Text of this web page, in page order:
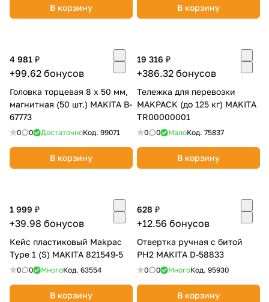
В корзину В корзину
4 981 ₽
+99.62 бонусов
Головка торцевая 8 x 50 мм,
магнитная (50 шт.) MAKITA B-
67773
0 0 ДостаточноКод. 99071
В корзину
19 316 ₽
+386.32 бонусов
Тележка для перевозки
MAKPACK (до 125 кг) MAKITA
TR00000001
0 0 МалоКод. 75837
В корзину
1 999 ₽
+39.98 бонусов
Кейс пластиковый Makpac
Type 1 (S) MAKITA 821549-5
0 0 МногоКод. 63554
В корзину
628 ₽
+12.56 бонусов
Отвертка ручная с битой
PH2 MAKITA D-58833
0 0 МногоКод. 95930
В корзину